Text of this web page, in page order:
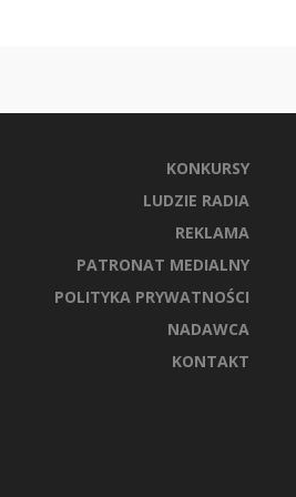
KONKURSY
LUDZIE RADIA
REKLAMA
PATRONAT MEDIALNY
POLITYKA PRYWATNOŚCI
NADAWCA
KONTAKT